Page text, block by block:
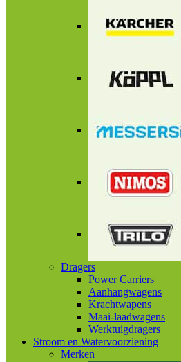
Dragers
Power Carriers
Aanhangwagens
Krachtwapens
Maai-laadwagens
Werktuigdragers
Stroom en Watervoorziening
Merken